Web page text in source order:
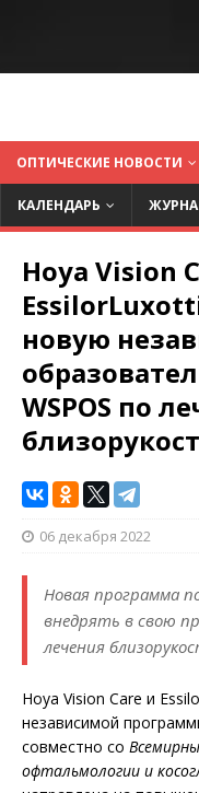
ОПТИЧЕСКИЕ НОВОСТИ
КАЛЕНДАРЬ
Hoya Vision
новую
WSPOS по
06 декабря 2022
Новая программа
внедрять в свою
лечения
Hoya Vision Care и
независимой
совместно со
офтальмологии и